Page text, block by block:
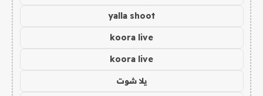
yalla shoot
koora live
koora live
يلا شوت